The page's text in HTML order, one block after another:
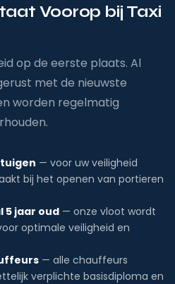
Voorop bij Taxi
op de eerste plaats. Al
met de nieuwste
worden regelmatig
— voor uw veiligheid
bij het openen van portieren
5 jaar oud — onze vloot wordt
optimale veiligheid en
— alle chauffeurs
verplichte basisdiploma en